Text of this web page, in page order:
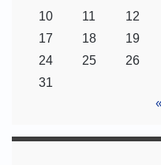
10
11 12
17
18 19
24
25 26
31